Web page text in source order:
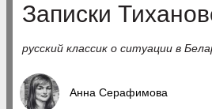
Записки
русский классик о ситуации в
Анна Серафимова